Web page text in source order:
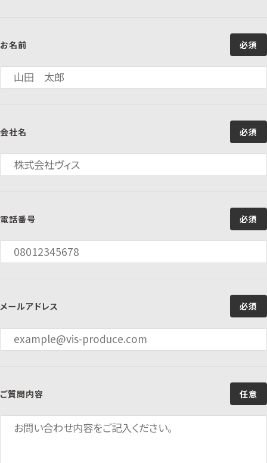
お名前 必須
会社名 必須
電話番号 必須
メールアドレス 必須
ご質問内容 任意